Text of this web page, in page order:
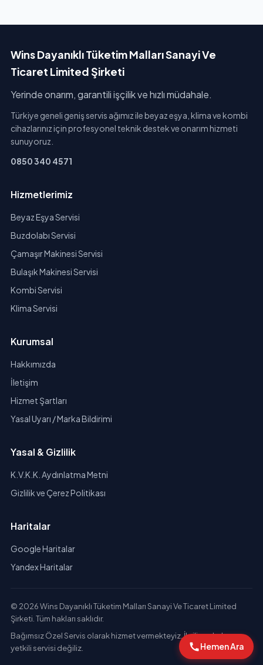
Wins Dayanıklı Tüketim Malları Sanayi Ve
Ticaret Limited Şirketi
Yerinde onarım, garantili işçilik ve hızlı müdahale.
Türkiye geneli geniş servis ağımız ile beyaz eşya, klima ve kombi
cihazlarınız için profesyonel teknik destek ve onarım hizmeti
sunuyoruz.
0850 340 4571
Hizmetlerimiz
Beyaz Eşya Servisi
Buzdolabı Servisi
Çamaşır Makinesi Servisi
Bulaşık Makinesi Servisi
Kombi Servisi
Klima Servisi
Kurumsal
Hakkımızda
İletişim
Hizmet Şartları
Yasal Uyarı / Marka Bildirimi
Yasal & Gizlilik
K.V.K.K. Aydınlatma Metni
Gizlilik ve Çerez Politikası
Haritalar
Google Haritalar
Yandex Haritalar
© 2026 Wins Dayanıklı Tüketim Malları Sanayi Ve Ticaret Limited
Şirketi. Tüm hakları saklıdır.
Bağımsız Özel Servis olarak hizmet vermekteyiz. İlgili markaların
yetkili servisi değiliz.
Hemen Ara